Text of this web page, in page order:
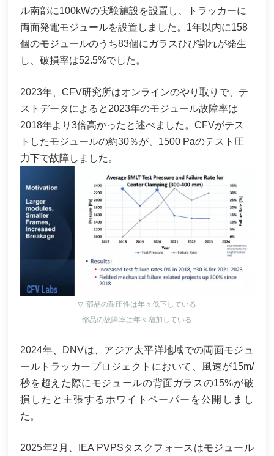
ル南部に100kWの実験施設を設置し、トラッカーに
両面発電モジュールを設置しました。1年以内に158
個のモジュールのうち83個にガラスひび割れが発生
し、破損率は52.5%でした。
2023年、CFV研究所はオンラインのやり取りで、テ
ストデータによると2023年のモジュール故障率は
2018年より3倍高かったと述べました。CFVがテス
トしたモジュールの約30％が、1500 Paのテスト圧
力下で故障しました。
▽ 部品の耐圧性は年々低下している
部品の故障率は年々増加している
2024年、DNVは、アジア太平洋地域での両面モジュ
ールトラッカープロジェクトにおいて、風速が15m/
秒を超えた際にモジュールの背面ガラスの15%が破
損したと主張するホワイトペーパーを公開しまし
た。
2025年2月、IEA PVPSタスクフォースはモジュール